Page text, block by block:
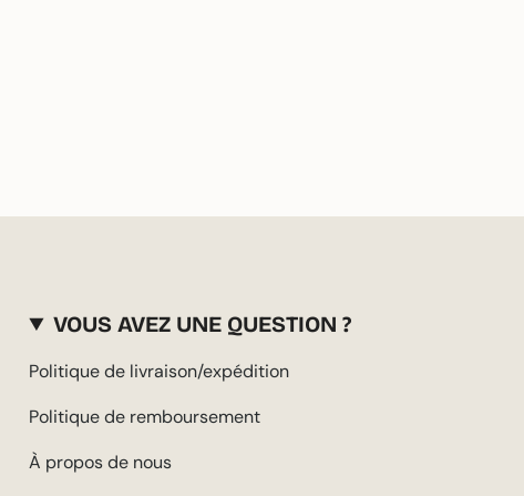
VOUS AVEZ UNE QUESTION ?
Politique de livraison/expédition
Politique de remboursement
À propos de nous